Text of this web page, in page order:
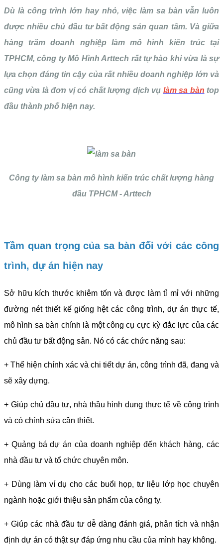
Dù là công trình lớn hay nhỏ, việc làm sa bàn vẫn luôn
được nhiều chủ đầu tư bất động sản quan tâm. Và giữa
hàng trăm doanh nghiệp làm mô hình kiến trúc tại
TPHCM, công ty Mô Hình Arttech rất tự hào khi vừa là sự
lựa chọn đáng tin cậy của rất nhiều doanh nghiệp lớn và
cũng vừa là đơn vị có chất lượng dịch vụ làm sa bàn top
đầu thành phố hiện nay.
Công ty làm sa bàn mô hình kiến trúc chất lượng hàng
đầu TPHCM - Arttech
Tầm quan trọng của sa bàn đối với các công
trình, dự án hiện nay
Sở hữu kích thước khiêm tốn và được làm tỉ mỉ với những
đường nét thiết kế giống hệt các công trình, dự án thực tế,
mô hình sa bàn chính là một công cụ cực kỳ đắc lực của các
chủ đầu tư bất động sản. Nó có các chức năng sau:
+ Thể hiện chính xác và chi tiết dự án, công trình đã, đang và
sẽ xây dựng.
+ Giúp chủ đầu tư, nhà thầu hình dung thực tế về công trình
và có chỉnh sửa cần thiết.
+ Quảng bá dự án của doanh nghiệp đến khách hàng, các
nhà đầu tư và tổ chức chuyên môn.
+ Dùng làm ví dụ cho các buổi họp, tư liệu lớp học chuyên
ngành hoặc giới thiệu sản phẩm của công ty.
+ Giúp các nhà đầu tư dễ dàng đánh giá, phân tích và nhận
định dự án có thật sự đáp ứng nhu cầu của mình hay không.